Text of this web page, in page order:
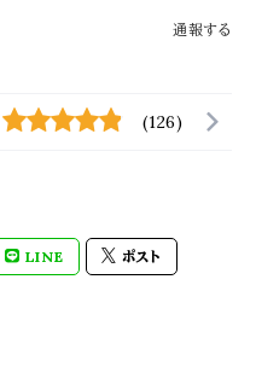
通報する
(126)
LINE ポスト